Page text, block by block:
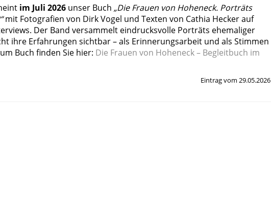
im Juli 2026 unser Buch „Die Frauen von Hoheneck. Porträts
mit Fotografien von Dirk Vogel und Texten von Cathia Hecker auf
Der Band versammelt eindrucksvolle Porträts ehemaliger
ihre Erfahrungen sichtbar – als Erinnerungsarbeit und als Stimmen
Buch finden Sie hier: Die Frauen von Hoheneck – Begleitbuch im
Eintrag vom 29.05.2026